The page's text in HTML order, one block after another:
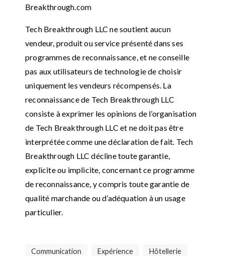
Breakthrough.com
Tech Breakthrough LLC ne soutient aucun
vendeur, produit ou service présenté dans ses
programmes de reconnaissance, et ne conseille
pas aux utilisateurs de technologie de choisir
uniquement les vendeurs récompensés. La
reconnaissance de Tech Breakthrough LLC
consiste à exprimer les opinions de l’organisation
de Tech Breakthrough LLC et ne doit pas être
interprétée comme une déclaration de fait. Tech
Breakthrough LLC décline toute garantie,
explicite ou implicite, concernant ce programme
de reconnaissance, y compris toute garantie de
qualité marchande ou d’adéquation à un usage
particulier.
Communication Expérience Hôtellerie